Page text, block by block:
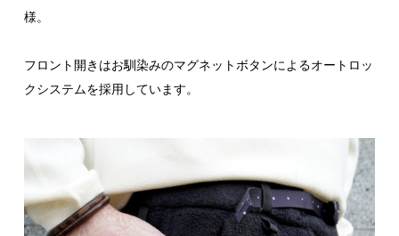
様。
フロント開きはお馴染みのマグネットボタンによるオートロッ
クシステムを採用しています。